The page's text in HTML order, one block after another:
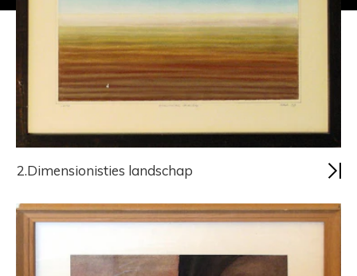
2.Dimensionisties landschap